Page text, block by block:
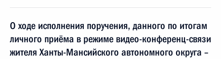
О ходе исполнения поручения, данного по итогам
личного приёма в режиме видео-конференц-связи
жителя Ханты-Мансийского автономного округа –